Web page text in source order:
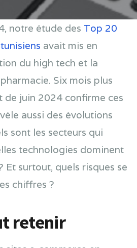
notre étude des Top 20
avait mis en
du high tech et la
Six mois plus
de juin 2024 confirme ces
aussi des évolutions
sont les secteurs qui
technologies dominent
Et surtout, quels risques se
chiffres ?
retenir